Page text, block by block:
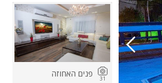
31 פנים האחוזה